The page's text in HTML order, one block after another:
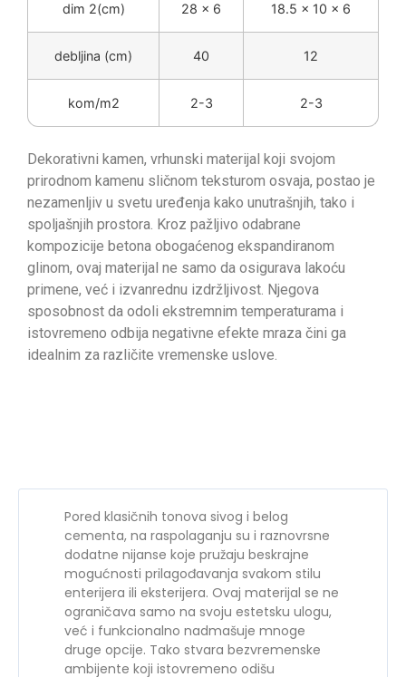
dim 2(cm) 28 x 6 18.5 x 10 x 6
debljina (cm) 40 12
kom/m2 2-3 2-3
Dekorativni kamen, vrhunski materijal koji svojom
prirodnom kamenu sličnom teksturom osvaja, postao je
nezamenljiv u svetu uređenja kako unutrašnjih, tako i
spoljašnjih prostora. Kroz pažljivo odabrane
kompozicije betona obogaćenog ekspandiranom
glinom, ovaj materijal ne samo da osigurava lakoću
primene, već i izvanrednu izdržljivost. Njegova
sposobnost da odoli ekstremnim temperaturama i
istovremeno odbija negativne efekte mraza čini ga
idealnim za različite vremenske uslove.
Pored klasičnih tonova sivog i belog
cementa, na raspolaganju su i raznovrsne
dodatne nijanse koje pružaju beskrajne
mogućnosti prilagođavanja svakom stilu
enterijera ili eksterijera. Ovaj materijal se ne
ograničava samo na svoju estetsku ulogu,
već i funkcionalno nadmašuje mnoge
druge opcije. Tako stvara bezvremenske
ambijente koji istovremeno odišu